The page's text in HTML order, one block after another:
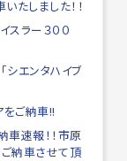
たしました！！
スラー３００
シエンタハイブ
ご納車!!
車速報！！市原
納車させて頂